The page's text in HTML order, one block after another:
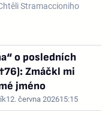
Stramaccioniho
o posledních
Zmáčkl mi
jméno
12. června 202615:15